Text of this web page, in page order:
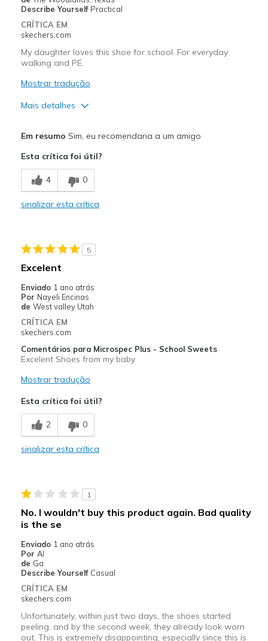
Describe Yourself Practical
CRÍTICA EM
skechers.com
My daughter loves this shoe for school. For everyday
walking and PE.
Mostrar tradução
Mais detalhes
Comfortable
Melhores utilizações
Casual Wear
View On Shoes
Em resumo Sim, eu recomendaria a um amigo
Esta crítica foi útil?
4 0
sinalizar esta crítica
5
Excelent
Enviado 1 ano atrás
Por Nayeli Encinas
de West valley Utah
CRÍTICA EM
skechers.com
Comentários para Microspec Plus - School Sweets
Excelent Shoes from my baby
Mostrar tradução
Esta crítica foi útil?
2 0
sinalizar esta crítica
1
No. I wouldn't buy this product again. Bad quality
is the se
Enviado 1 ano atrás
Por Al
de Ga
Describe Yourself Casual
CRÍTICA EM
skechers.com
Unfortunately, within just two days, the shoes started
peeling, and by the second week, they already look worn
out. This is extremely disappointing, especially since this is